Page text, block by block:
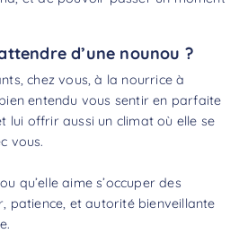
d’une nounou ?
chez vous, à la nourrice à
entendu vous sentir en parfaite
lui offrir aussi un climat où elle se
vous.
qu’elle aime s’occuper des
patience, et autorité bienveillante